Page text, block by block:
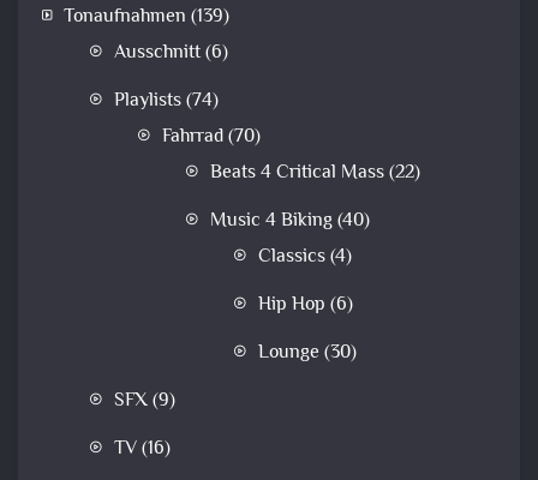
Tonaufnahmen (139)
Ausschnitt(6)
Playlists(74)
Fahrrad(70)
Beats 4 Critical Mass(22)
Music 4 Biking(40)
Classics(4)
Hip Hop (6)
Lounge (30)
SFX(9)
TV(16)